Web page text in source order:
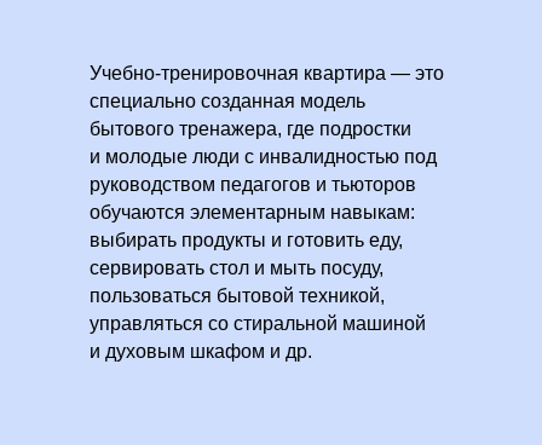
Учебно-тренировочная квартира — это
специально созданная модель
бытового тренажера, где подростки
и молодые люди с инвалидностью под
руководством педагогов и тьюторов
обучаются элементарным навыкам:
выбирать продукты и готовить еду,
сервировать стол и мыть посуду,
пользоваться бытовой техникой,
управляться со стиральной машиной
и духовым шкафом и др.